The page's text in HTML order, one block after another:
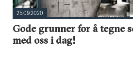
25.09.2020
Gode grunner for å tegne
med oss i dag!